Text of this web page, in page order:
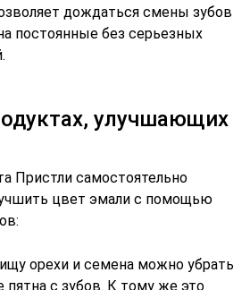
дождаться смены зубов
постоянные без серьезных
улучшающих
Пристли самостоятельно
цвет эмали с помощью
орехи и семена можно убрать
пятна с зубов. К тому же это